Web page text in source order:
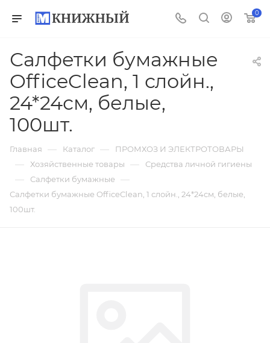
0
Салфетки бумажные
OfficeClean, 1 слойн.,
24*24см, белые,
100шт.
Главная — Каталог — ПРОМХОЗ И ЭЛЕКТРОТОВАРЫ
— Хозяйственные товары — Средства личной гигиены
— Салфетки бумажные —
Салфетки бумажные OfficeClean, 1 слойн., 24*24см, белые,
100шт.